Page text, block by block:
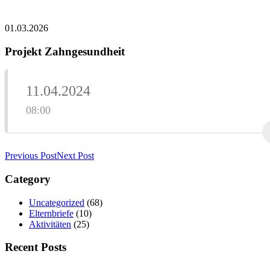
01.03.2026
Projekt Zahngesundheit
11.04.2024
08:00
Previous PostNext Post
Category
Uncategorized (68)
Elternbriefe (10)
Aktivitäten (25)
Recent Posts